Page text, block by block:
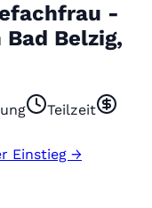
-
Belzig,
Teilzeit
Einstieg →